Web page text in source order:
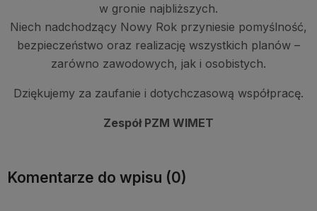
w gronie najbliższych.
Niech nadchodzący Nowy Rok przyniesie pomyślność,
bezpieczeństwo oraz realizację wszystkich planów –
zarówno zawodowych, jak i osobistych.
Dziękujemy za zaufanie i dotychczasową współpracę.
Zespół PZM WIMET
Komentarze do wpisu (0)